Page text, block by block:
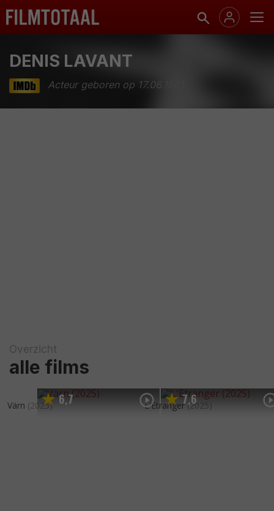
DENIS LAVANT
Acteur geboren op 17.06.1961
Overzicht
alle films
6,7
Värn (2025) 7,6
L'Etranger (2025)